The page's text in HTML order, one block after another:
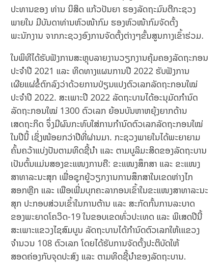
ປະທານຂອງ ທ່ານ ນິສິດ ແກ້ວປັນຍາ ຮອງລັດຖະມົນຕີກະຊວງ
ພາຍໃນ ມີບັນດາທ່ານຫົວໜ້າກົມ ຮອງຫົວໜ້າກົມຈັດຕັ້ງ
ພະນັກງານ ຈາກກະຊວງອົງການຈັດຕັ້ງຕ່າງໆຂັ້ນສູນກາງເຂົ້າຮ່ວມ.
ໃນພິທີໄດ້ຮັບຟັງການສະຫຼຸບລາຍງານວຽກງານຄຸ້ມຄອງລັດຖະກອນ
ປະຈຳປີ 2021 ແລະ ທິດທາງແຜນການປີ 2022 ຮັບຟັງການ
ເຜີຍແຜ່ຂໍ້ຕົກລົງວ່າດ້ວຍການປ່ຽນແປງຕົວເລກລັດຖະກອນໃໝ່
ປະຈຳປີ 2022. ສະເພາະປີ 2022 ລັດຖະບານໄດ້ອະນຸມັດກຳນົດ
ລັດຖະກອນໃໝ່ 1300 ຕົວເລກ ຍ້ອນບັນຫາຫຍຸ້ງຍາກດ້ານ
ເສດຖະກິດ ຈຶ່ງມີຜົນກະທົບໃສ່ການກຳນົດຕົວເລກລັດຖະກອນໃໝ່
ໃນປີນີ້ ເຊິ່ງໜ້ອຍກວ່າປີທີ່ຜ່ານມາ. ກະຊວງພາຍໃນໄດ້ພະຍາຍາມ
ຄົ້ນຄວ້າແບ່ງປັນຕາມທິດຊີ້ນຳ ແລະ ຕາມບູລິມະສິດຂອງລັດຖະບານ
ເປັນຕົ້ນແມ່ນສອງຂະແໜງການຄື: ຂະແໜງສຶກສາ ແລະ ຂະແໜງ
ສາທາລະນະສຸກ ເພື່ອຊຸກຍູ້ວຽກງານການສຶກສາໃນເຂດຫ່າງໄກ
ສອກຫຼີກ ແລະ ເພືອເພີ່ມບຸກຄະລາກອນເຂົ້າໃນຂະແໜງສາທາລະນະ
ສຸກ ປະກອບສ່ວນເຂົ້າໃນການຕ້ານ ແລະ ສະກັດກັ້ນການລະບາດ
ຂອງພະຍາດໂຄວິດ-19 ໃນຂອບເຂດທົ່ວປະເທດ ແລະ ພິເສດປີນີ້
ສະເພາະແຂວງໄຊສົມບູນ ລັດຖະບານໄດ້ກຳນົດຕົວເລກໃຫ້ເແຂວງ
ຈຳນວນ 108 ຕົວເລກ ໂດຍໄດ້ຮັບການຈັດຕັ້ງປະຕິບັດໃຫ້
ສອດຄ່ອງກັບຈຸດປະສົງ ແລະ ຕາມທິດຊີ້ນຳຂອງລັດຖະບານ.